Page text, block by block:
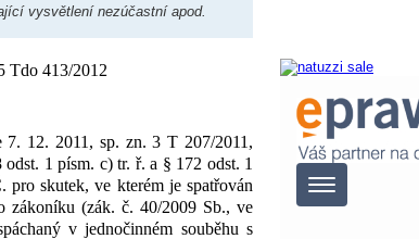
vysvětlení nezúčastní apod.
Tdo 413/2012
12. 2011, sp. zn. 3 T 207/2011,
1 písm. c) tr. ř. a § 172 odst. 1
pro skutek, ve kterém je spatřován
zákoníku (zák. č. 40/2009 Sb., ve
v jednočinném souběhu s